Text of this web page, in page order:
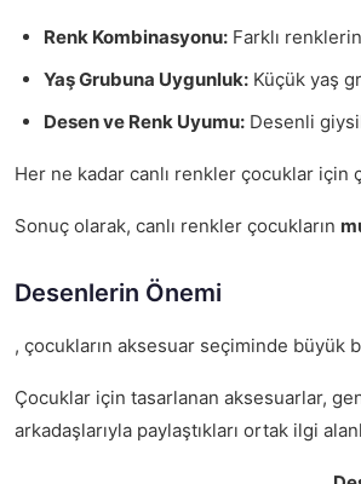
Renk Kombinasyonu: Farklı
Yaş Grubuna Uygunluk: Küçük yaş
Desen ve Renk Uyumu: Desenli
Her ne kadar canlı renkler çocuklar için
Sonuç olarak, canlı renkler çocukların
Desenlerin Önemi
, çocukların aksesuar seçiminde büyük
Çocuklar için tasarlanan aksesuarlar,
arkadaşlarıyla paylaştıkları ortak ilgi